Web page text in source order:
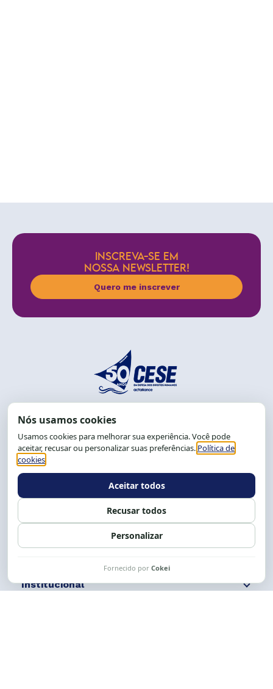
INSCREVA-SE EM
NOSSA NEWSLETTER!
Quero me inscrever
End.: R. da Graça, 150. Graça
CEP: 40.150-055
Salvador-BA, Brasil.
Tel.: (71) 2104-5457, Cel.: (71) 9 9239-2104 ou 2105
Expediente: 8h às 12h e 13 às 17h.
Siga nossas redes Fale conosco
Institucional